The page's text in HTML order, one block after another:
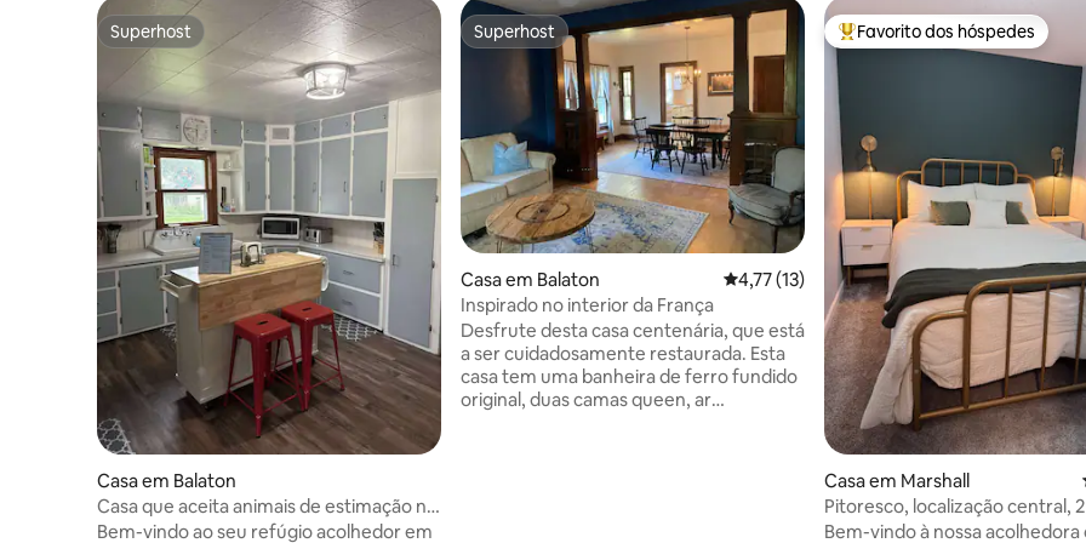
Superhost
Superhost
Casa em Balaton
Casa que aceita animais de estimação no
centro de Balaton
Bem-vindo ao seu refúgio acolhedor em
Superhost
Superhost
Casa em Balaton Classificação média de 4,77 em 5 estrelas,
4,77 (13)
Inspirado no interior da França
Desfrute desta casa centenária, que está
a ser cuidadosamente restaurada. Esta
casa tem uma banheira de ferro fundido
original, duas camas queen, ar
Favoritos dos hóspedes mais
Favorito dos hóspedes
Casa em Marshall
Pitoresco, localização central,
Bem-vindo à nossa acolhedora